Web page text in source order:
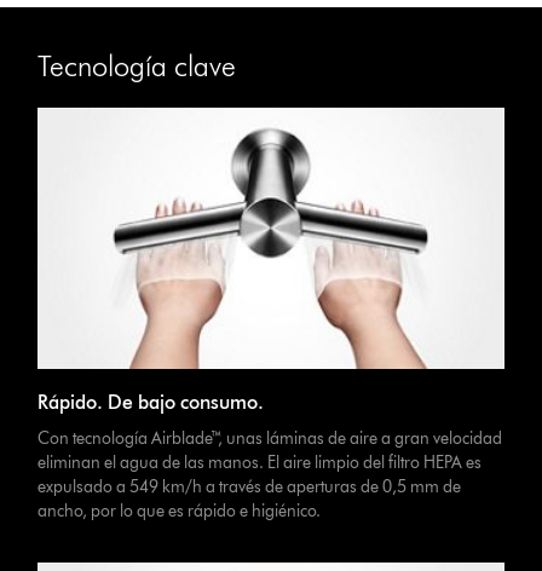
Tecnología clave
Rápido. De bajo consumo.
Con tecnología Airblade™, unas láminas de aire a gran velocidad
eliminan el agua de las manos. El aire limpio del filtro HEPA es
expulsado a 549 km/h a través de aperturas de 0,5 mm de
ancho, por lo que es rápido e higiénico.